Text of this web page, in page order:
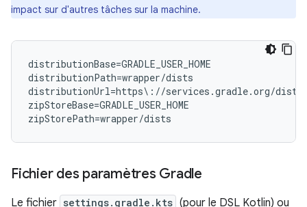
impact sur d'autres tâches sur la machine.
distributionBase=GRADLE_USER_HOME
distributionPath=wrapper/dists
distributionUrl=https\://services.gradle.org/
zipStoreBase=GRADLE_USER_HOME
Fichier des paramètres Gradle
Le fichier settings.gradle.kts (pour le DSL Kotlin) ou